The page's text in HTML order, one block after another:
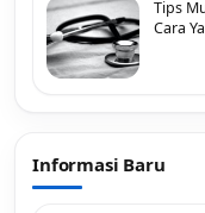
Tips
Cara
Informasi Baru